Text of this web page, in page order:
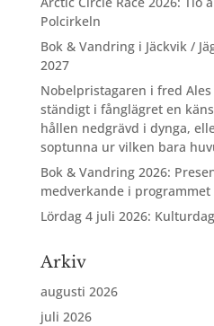
Polcirkeln
Bok & Vandring i Jäckvik /
2027
Nobelpristagaren i fred Ales
ständigt i fånglägret en
hållen nedgrävd i dynga,
soptunna ur vilken bara
Bok & Vandring 2026:
medverkande i programmet
Lördag 4 juli 2026:
Arkiv
augusti 2026
juli 2026